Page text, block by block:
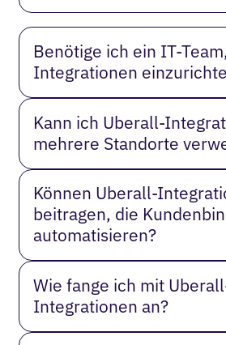
Benötige ich ein IT-
Integrationen
Kann ich Uberall-
mehrere Standorte
Können Uberall-
beitragen, die
automatisieren?
Wie fange ich mit
Integrationen an?